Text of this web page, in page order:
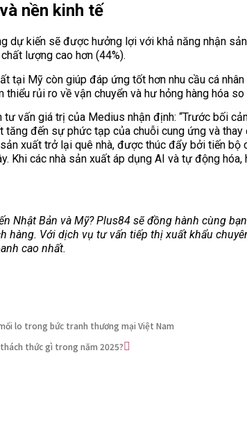
nền kinh tế
dự kiến sẽ được hưởng lợi với khả năng nhận
lượng cao hơn (44%).
tại Mỹ còn giúp đáp ứng tốt hơn nhu cầu cá
rủi ro về vận chuyển và hư hỏng hàng hóa
vấn giá trị của Medius nhận định: “Trước bối
đến sự phức tạp của chuỗi cung ứng và thay
xuất trở lại quê nhà, được thúc đẩy bởi tiến bộ
Khi các nhà sản xuất áp dụng AI và tự động
Nhật Bản và Mỹ? Plus84 sẽ đồng hành cùng
hàng. Với dịch vụ tư vấn tiếp thị xuất khẩu
cao nhất.
lo trong bức tranh thương mại Việt Nam
thức gì trong năm 2025?